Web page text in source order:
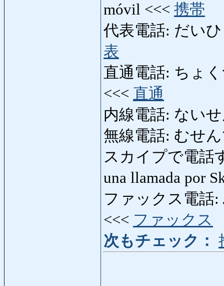
móvil <<< 携帯
代表電話: だい
表
直通電話: ちょ
<<< 直通
内線電話: ない
無線電話: むせ
スカイプで電話
una llamada por
ファックス電話:
<<< ファックス
次もチェック：